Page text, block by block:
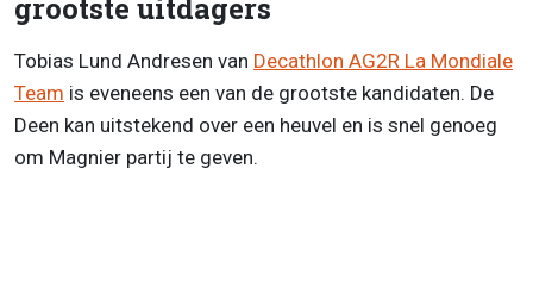
grootste uitdagers
Tobias Lund Andresen van Decathlon AG2R La Mondiale
Team is eveneens een van de grootste kandidaten. De
Deen kan uitstekend over een heuvel en is snel genoeg
om Magnier partij te geven.